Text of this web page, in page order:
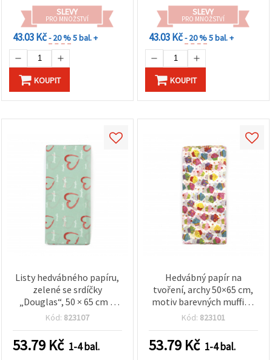
SLEVY
PRO MNOŽSTVÍ
43.03 Kč- 20 %5 bal. +
KOUPIT
SLEVY
PRO MNOŽSTVÍ
43.03 Kč- 20 %5 bal. +
KOUPIT
Listy hedvábného papíru,
zelené se srdíčky
„Douglas“, 50 × 65 cm –
balení 10 ks
Kód: 823107
53.79 Kč 1-4 bal.
Hedvábný papír na
tvoření, archy 50×65 cm,
motiv barevných muffinů
– balení 10 ks
Kód: 823101
53.79 Kč 1-4 bal.